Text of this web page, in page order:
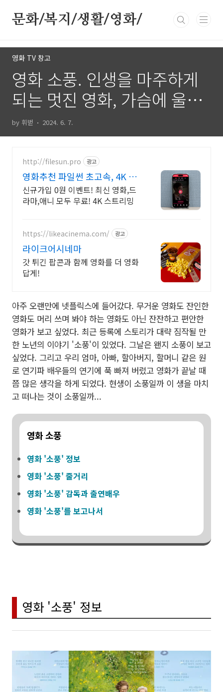
문화/복지/생활/영화/
영화 TV 창고
영화 소풍. 인생을 마주하게
되는 멋진 영화, 가슴에 울림
이 있는 영화 추천!
by 휘벋 2024. 6. 7.
http://filesun.pro 광고
영화추천 파일썬 초고속, 4K 실
시간 보기!
신규가입 0원 이벤트! 최신 영화,드
라마,애니 모두 무료! 4K 스트리밍
https://likeacinema.com/ 광고
라이크어시네마
갓 튀긴 팝콘과 함께 영화를 더 영화
답게!
아주 오랜만에 넷플릭스에 들어갔다. 무거운 영화도 잔인한
영화도 머리 쓰며 봐야 하는 영화도 아닌 잔잔하고 편안한
영화가 보고 싶었다. 최근 등록에 스토리가 대략 짐작될 만
한 노년의 이야기 '소풍'이 있었다. 그날은 왠지 소풍이 보고
싶었다. 그리고 우리 엄마, 아빠, 할아버지, 할머니 같은 원
로 연기파 배우들의 연기에 푹 빠져 버렸고 영화가 끝날 때
쯤 많은 생각을 하게 되었다. 현생이 소풍일까 이 생을 마치
고 떠나는 것이 소풍일까...
영화 소풍
영화 '소풍' 정보
영화 '소풍' 줄거리
영화 '소풍' 감독과 출연배우
영화 '소풍'를 보고나서
영화 '소풍' 정보